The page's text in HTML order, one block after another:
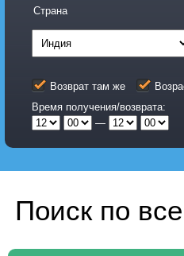
Страна
Возврат там же
Время получения/возврата:
—
Поиск по